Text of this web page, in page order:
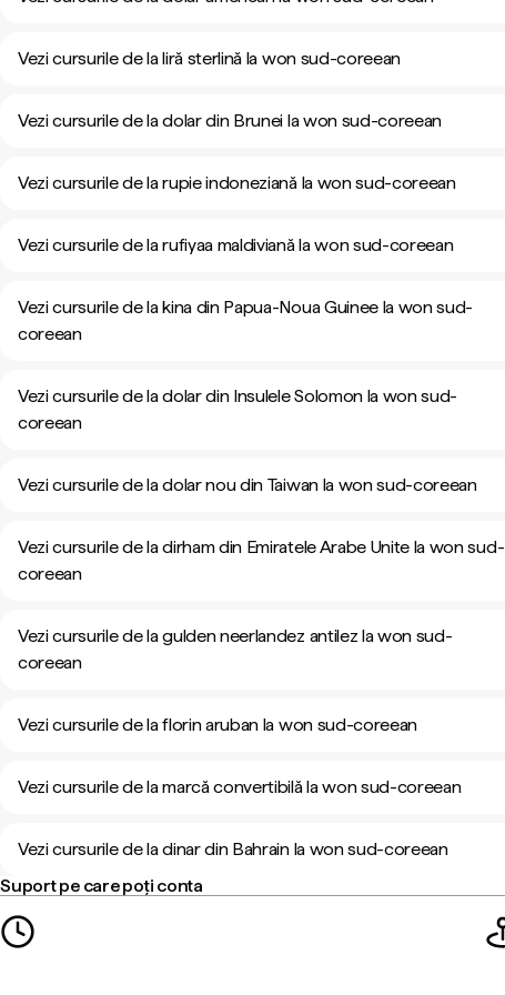
Vezi cursurile de la liră sterlină la won sud-coreean
Vezi cursurile de la dolar din Brunei la won sud-coreean
Vezi cursurile de la rupie indoneziană la won sud-coreean
Vezi cursurile de la rufiyaa maldiviană la won sud-coreean
Vezi cursurile de la kina din Papua-Noua Guinee la won sud-
coreean
Vezi cursurile de la dolar din Insulele Solomon la won sud-
coreean
Vezi cursurile de la dolar nou din Taiwan la won sud-coreean
Vezi cursurile de la dirham din Emiratele Arabe Unite la won sud-
coreean
Vezi cursurile de la gulden neerlandez antilez la won sud-
coreean
Vezi cursurile de la florin aruban la won sud-coreean
Vezi cursurile de la marcă convertibilă la won sud-coreean
Vezi cursurile de la dinar din Bahrain la won sud-coreean
Suport pe care poți conta